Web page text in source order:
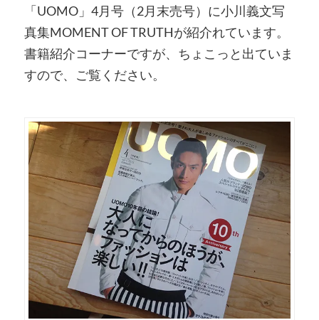
「UOMO」4月号（2月末売号）に小川義文写
真集MOMENT OF TRUTHが紹介れています。
書籍紹介コーナーですが、ちょこっと出ていま
すので、ご覧ください。